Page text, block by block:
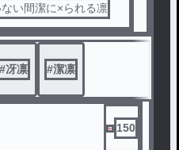
い間潔に×られる凛
#冴凛 #潔凛
150